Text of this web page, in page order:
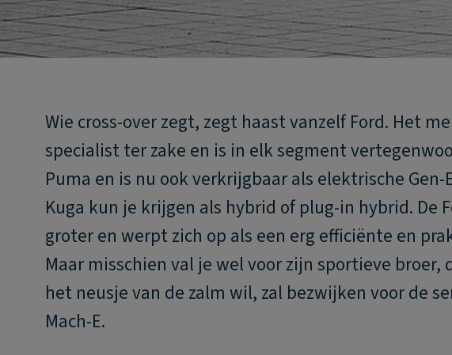
Wie cross-over zegt, zegt haast vanzelf Ford. Het
specialist ter zake en is in elk segment
Puma en is nu ook verkrijgbaar als elektrische Gen-
Kuga kun je krijgen als hybrid of plug-in hybrid. De
groter en werpt zich op als een erg efficiënte en
Maar misschien val je wel voor zijn sportieve broer,
het neusje van de zalm wil, zal bezwijken voor de
Mach-E.